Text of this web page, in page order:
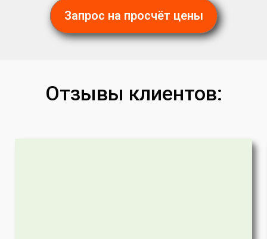
Запрос на просчёт цены
Отзывы клиентов: